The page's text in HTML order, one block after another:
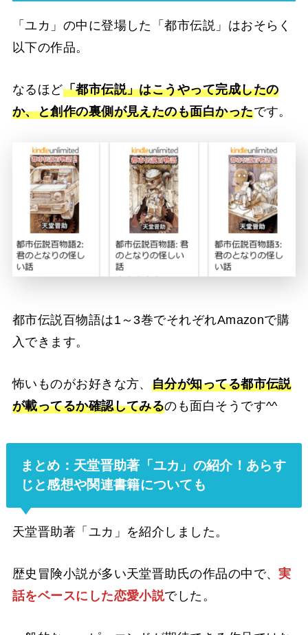
「ユカ」の中に登場した「都市伝説」はおそらく
以下の作品。
なるほど「都市伝説」はこうやって完成したの
か、と創作の裏側が見えたのも面白かったです。
都市伝説百物語は1～3巻でそれぞれAmazonで購
入できます。
怖いものがお好きな方、 自分が知ってる都市伝説
が載ってるか確認してみるのも面白そうです^^
まとめ：天堂晋助著「ユカ」の紹介！あらす
じと感想や関連書籍についても
天堂晋助著「ユカ」を紹介しました。
歴史冒険小説が多い天堂晋助氏の作品の中で、実
話をベースにした恋愛小説でした。